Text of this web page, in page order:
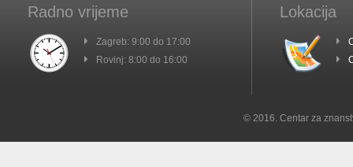
Radno vrijeme
Zagreb: 9:00 do 17:00
Rovinj: 8:00 do 16:00
Lokacija
© 2016. Centar za